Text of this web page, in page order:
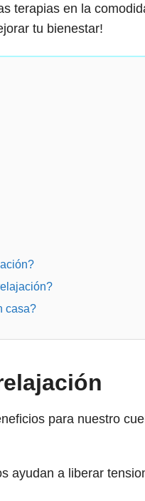
terapias en la
tu bienestar!
casa?
para nuestro
ayudan a liberar